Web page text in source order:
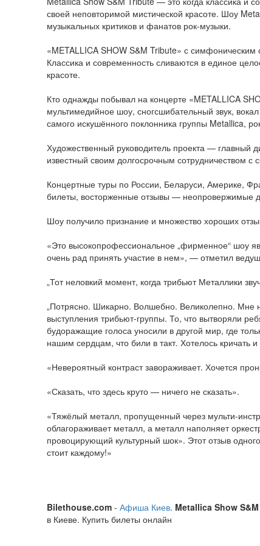
своей неповторимой мистической красоте. Шоу
музыкальных критиков и фанатов рок-музыки.
«METALLICA SHOW S&M Tribute» с
Классика и современность сливаются в единое
красоте.
Кто однажды побывал на концерте «METALLICA
мультимедийное шоу, сногсшибательный звук,
самого искушённого поклонника группы Metallica,
Художественный руководитель проекта — главный
известный своим долгосрочным сотрудничеством
Концертные туры по России, Беларуси, Америке,
билеты, восторженные отзывы — неопровержимые
Шоу получило признание и множество хороших
«Это высокопрофессиональное „фирменное“ шоу
очень рад принять участие в нем», — отметил
„Тот неловкий момент, когда трибьют Металлики
„Потрясно. Шикарно. Волшебно. Великолепно. Мне
выступления трибьют-группы. То, что вытворяли
будоражащие голоса уносили в другой мир, где
нашим сердцам, что били в такт. Хотелось кричать
«Невероятный контраст завораживает. Хочется
«Сказать, что здесь круто — ничего не сказать».
«Тяжёлый металл, пропущенный через мульти-
облагораживает металл, а металл наполняет
провоцирующий культурный шок». Этот отзыв
стоит каждому!»
Bilethouse.com - Афиша Киев. Metallica Show
в Киеве. Купить билеты онлайн